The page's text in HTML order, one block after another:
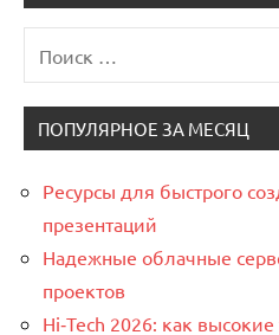
для:
ПОПУЛЯРНОЕ ЗА МЕСЯЦ
Ресурсы для быстрого
презентаций
Надежные облачные
проектов
Hi‑Tech 2026: как